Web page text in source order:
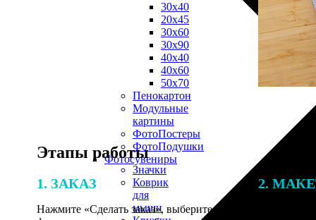
30х40
20х45
30х60
30х90
40х40
40х60
50х70
Пенокартон
Модульные
картины
ФотоПостеры
ФотоПодушки
Фотоcувениры
Значки
Коврик
для
мыши
Этапы работы
1. ЗАКАЗ
Нажмите «Сделать заказ», выберите тип
2.